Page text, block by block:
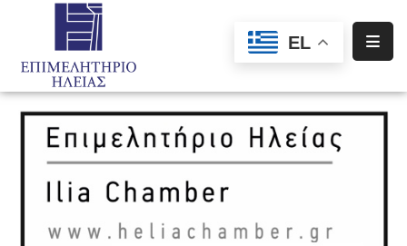
EL
Αρχική
Υπηρεσίες
Ενημέρωση
Σύλλογοι